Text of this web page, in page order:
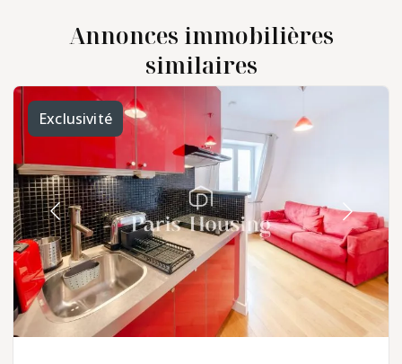
Annonces immobilières
similaires
Exclusivité